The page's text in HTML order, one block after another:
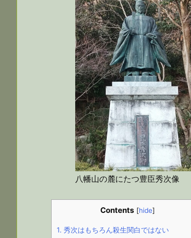
八幡山の麓にたつ豊臣秀次像
Contents [hide]
1. 秀次はもちろん殺生関白ではない